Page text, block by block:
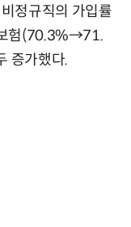
정규직의 가입률
험(70.3%→71.
증가했다.